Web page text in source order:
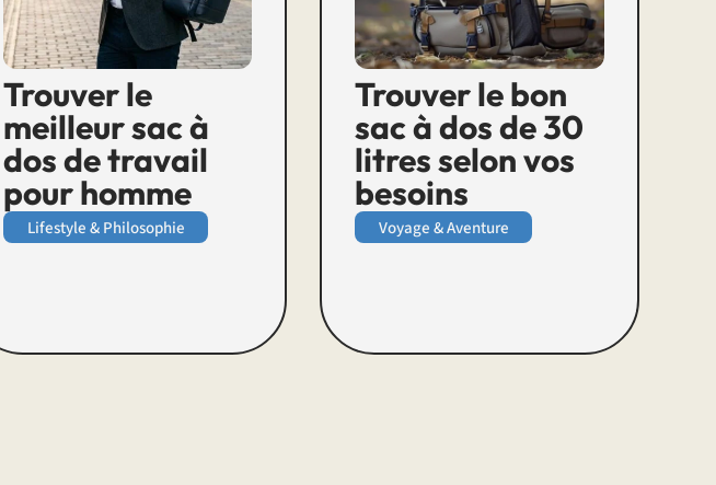
Trouver le
meilleur sac à
dos de travail
pour homme
Lifestyle & Philosophie
Trouver le bon
sac à dos de 30
litres selon vos
besoins
Voyage & Aventure